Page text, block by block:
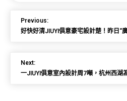
Previous:
好快好清JIUYI俱意豪宅設計楚！昨日“
Next:
一JIUYI俱意室內設計周7噸，杭州西湖